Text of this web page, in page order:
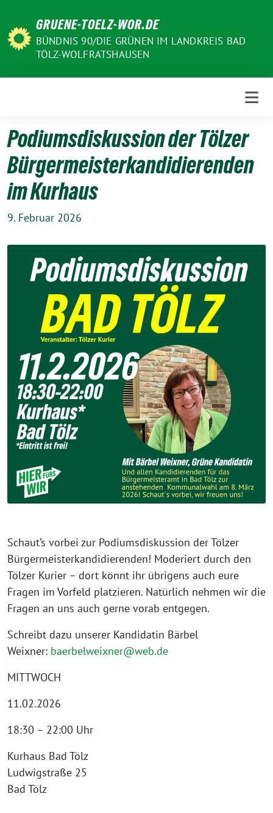
zum
Inhalt
GRUENE-TOELZ-WOR.DE
BÜNDNIS 90/DIE GRÜNEN IM LANDKREIS BAD
TÖLZ-WOLFRATSHAUSEN
Podiumsdiskussion der Tölzer
Bürgermeisterkandidierenden
im Kurhaus
9. Februar 2026
Schaut’s vorbei zur Podiumsdiskussion der Tölzer
Bürgermeisterkandidierenden! Moderiert durch den
Tölzer Kurier – dort könnt ihr übrigens auch eure
Fragen im Vorfeld platzieren. Natürlich nehmen wir die
Fragen an uns auch gerne vorab entgegen.
Schreibt dazu unserer Kandidatin Bärbel
Weixner: baerbelweixner@web.de
MITTWOCH
11.02.2026
18:30 – 22:00 Uhr
Kurhaus Bad Tölz
Ludwigstraße 25
Bad Tölz